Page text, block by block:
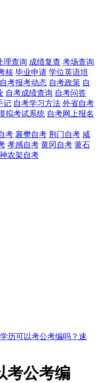
理查询 成绩复查 考场查询
核 毕业申请 学位英语培
自考报考动态 自考政策 自
自考成绩查询 自考问答
记 自考学习方法 外省自考
拟考试系统 自考网上报名
考 襄樊自考 荆门自考 咸
孝感自考 黄冈自考 黄石
神农架自考
历可以考公考编吗？速
考公考编